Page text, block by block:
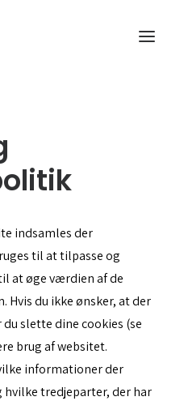
indsamles der
til at tilpasse og
at øge værdien af de
Hvis du ikke ønsker, at der
slette dine cookies (se
brug af websitet.
informationer der
tredjeparter, der har